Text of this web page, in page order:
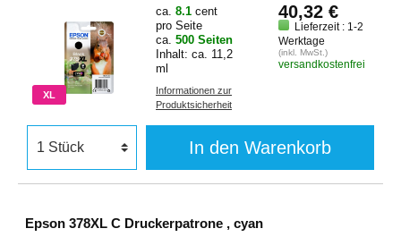
XL
ca. 8.1 cent
pro Seite
ca. 500 Seiten
Inhalt: ca. 11,2
ml
Informationen zur
Produktsicherheit
40,32 €
Lieferzeit : 1-2
Werktage
(inkl. MwSt.)
versandkostenfrei
In den Warenkorb
Epson 378XL C Druckerpatrone , cyan